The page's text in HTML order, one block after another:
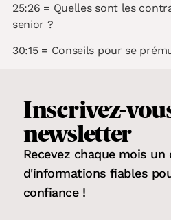
25:26 = Quelles sont les
senior ?
30:15 = Conseils pour se
Inscrivez-
newsletter
Recevez chaque mois un
d'informations fiables
confiance !